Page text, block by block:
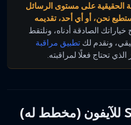
الحقيقية على مستوى الرسائل
نحن، أو أي أحد، تقديمه
الصادقة أدناه، ونلتقط
تطبيق مراقبة
تحتاج فعلًا لمراقبته.